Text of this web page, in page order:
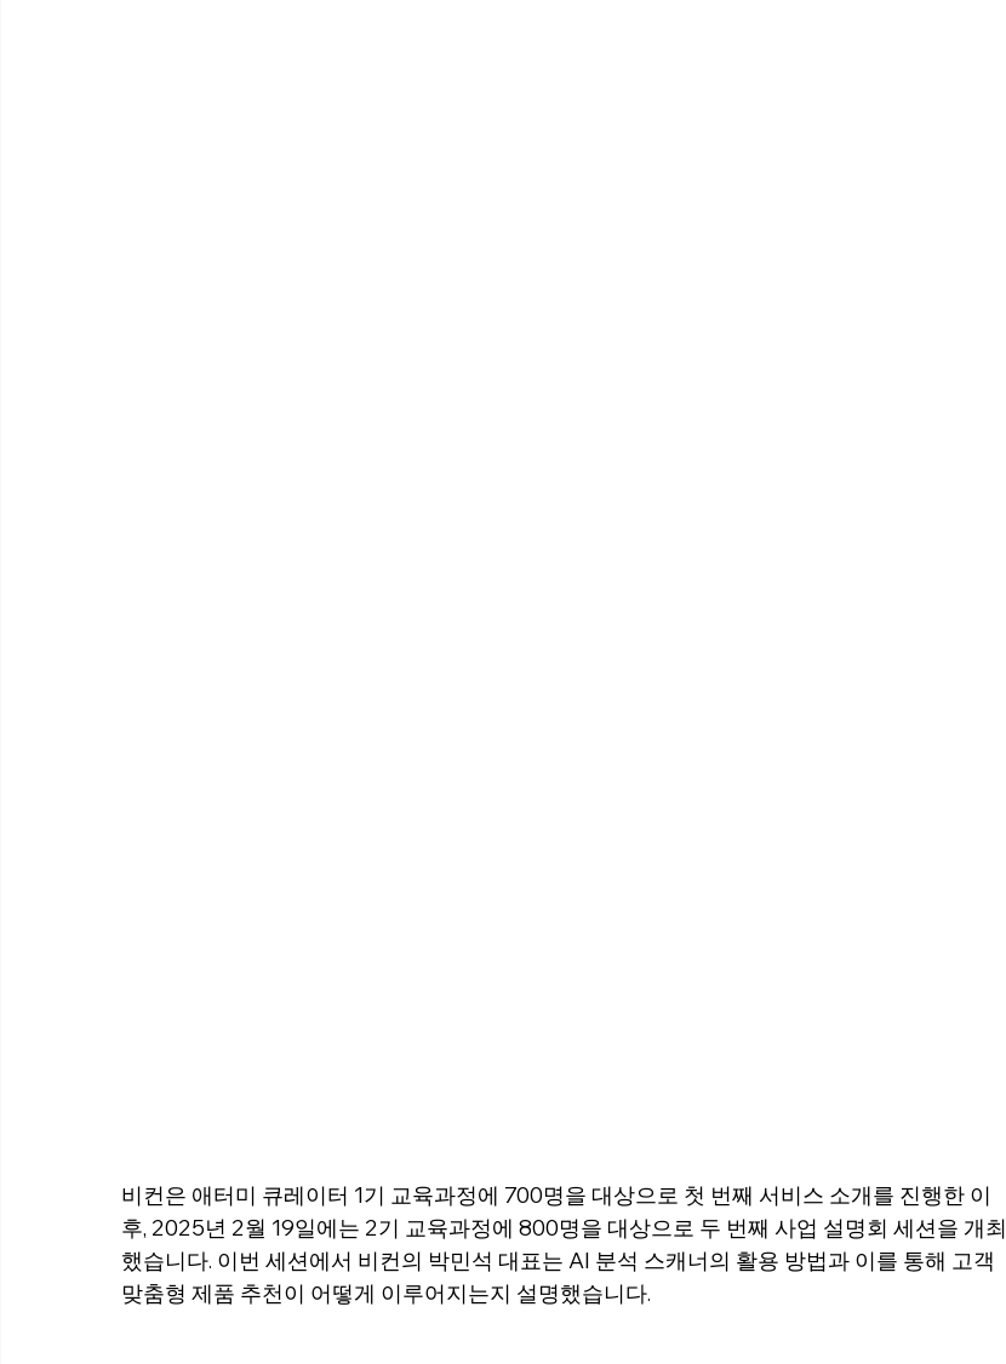
비컨은 애터미 큐레이터 1기 교육과정에 700명을 대상으로 첫 번째 서비스 소개를 진행한 이
후, 2025년 2월 19일에는 2기 교육과정에 800명을 대상으로 두 번째 사업 설명회 세션을 개최
했습니다. 이번 세션에서 비컨의 박민석 대표는 AI 분석 스캐너의 활용 방법과 이를 통해 고객
맞춤형 제품 추천이 어떻게 이루어지는지 설명했습니다.